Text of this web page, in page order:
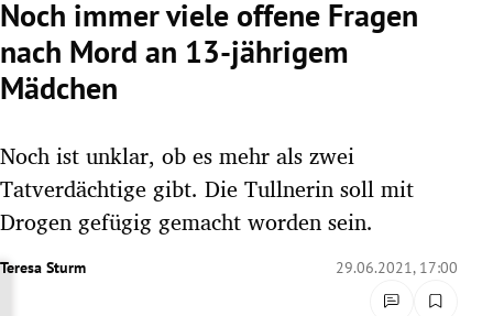
Untermenü
Untermenü
Noch immer viele offene Fragen
nach Mord an 13-jährigem
Mädchen
Noch ist unklar, ob es mehr als zwei
Tatverdächtige gibt. Die Tullnerin soll mit
Drogen gefügig gemacht worden sein.
Teresa Sturm 29.06.2021, 17:00